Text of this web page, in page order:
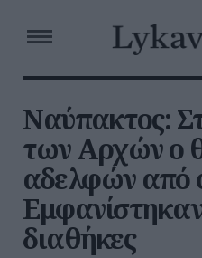
Ναύπακτος:
των Αρχών ο
αδελφών από
διαθήκες